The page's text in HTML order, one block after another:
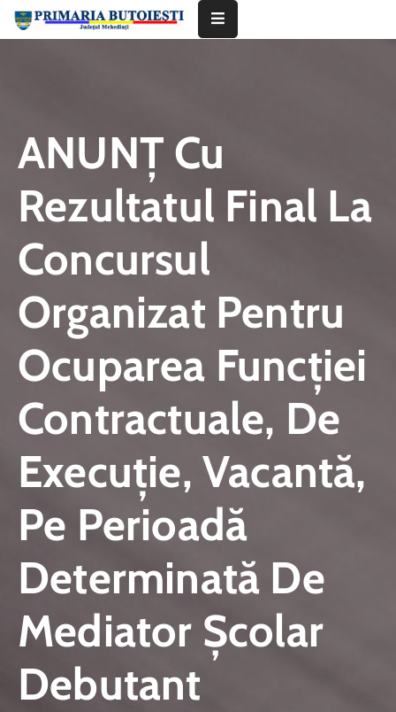
Informații
Interes
Public
Contact
ANUNŢ Cu
Rezultatul Final La
Concursul
Organizat Pentru
Ocuparea Funcţiei
Contractuale, De
Execuţie, Vacantă,
Pe Perioadă
Determinată De
Mediator Școlar
Debutant